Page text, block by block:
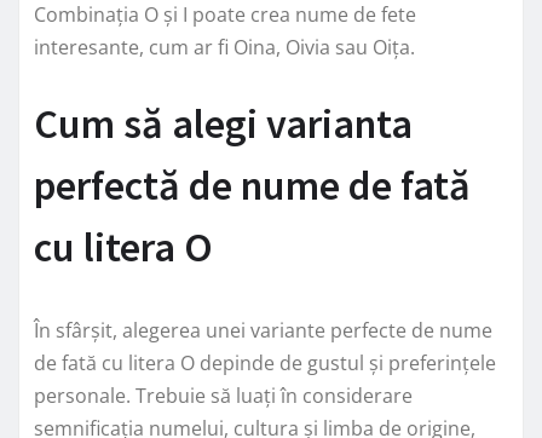
Combinația O și I poate crea nume de fete
interesante, cum ar fi Oina, Oivia sau Oița.
Cum să alegi varianta
perfectă de nume de fată
cu litera O
În sfârșit, alegerea unei variante perfecte de nume
de fată cu litera O depinde de gustul și preferințele
personale. Trebuie să luați în considerare
semnificația numelui, cultura și limba de origine,